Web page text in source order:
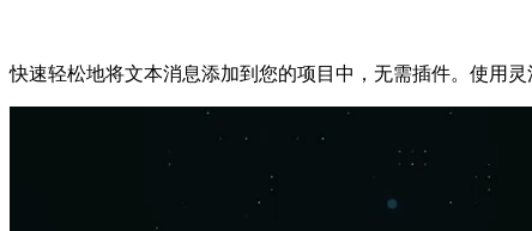
快速轻松地将文本消息添加到您的项目中，无需插件。使用